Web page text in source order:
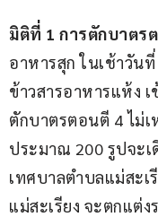
มิติที่ 1 การตักบาตร
อาหารสุก ในเช้าวัน
ข้าวสารอาหารแห้ง
ตักบาตรตอนตี 4 ไม่
ประมาณ 200 รูปจะ
เทศบาลตำบลแม่สะเ
แม่สะเรียง จะตกแต่